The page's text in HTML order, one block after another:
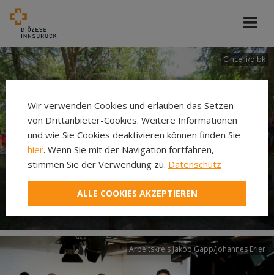
Cincelli/dibk
Neuer Pilgerweg Via
Laudato si’
Arbeitskreis Jakob Gapp/Johannes Erler
Wir verwenden Cookies und erlauben das Setzen
von Drittanbieter-Cookies. Weitere Informationen
und wie Sie Cookies deaktivieren können finden Sie
hier. Wenn Sie mit der Navigation fortfahren,
stimmen Sie der Verwendung zu. Datenschutz
ALLE COOKIES AKZEPTIEREN